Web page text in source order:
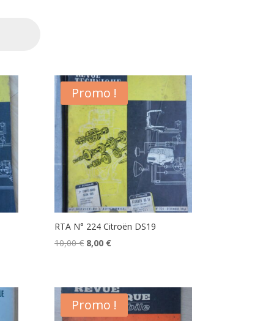
Promo !
RTA N° 224 Citroën DS19
10,00€ Le
était :
10,00 €.
8,00 €Le
est :
8,00 €.
Promo !